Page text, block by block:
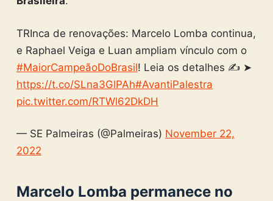
TRInca de renovações: Marcelo Lomba continua,
e Raphael Veiga e Luan ampliam vínculo com o
#MaiorCampeãoDoBrasil! Leia os detalhes ✍️ ➤
https://t.co/SLna3GlPAh#AvantiPalestra
pic.twitter.com/RTWl62DkDH
— SE Palmeiras (@Palmeiras) November 22,
2022
Marcelo Lomba permanece no